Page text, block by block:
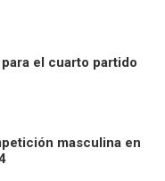
el cuarto partido
masculina en